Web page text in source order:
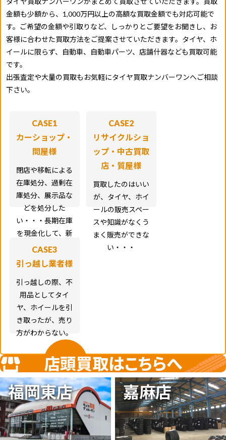
金額も少額から、1,000万円以上の高額な買取金額でも対応可能で
す。ご希望の金額や引取りなど、しっかりとご要望をお聞きし、お
客様に合わせた買取方法をご提案させていただきます。タイヤ、ホ
イールに限らず、自動車、自動車パーツ、店舗什器なども買取可能
です。
出張査定や大量の買取もお気軽にタイヤ買取ナンバーワンへご相談
下さい。
CASE1
カーショップ・
問屋様
閉店や移転による
在庫処分、過剰在
庫処分、展示品な
どを処分した
い・・・長期在庫
を現金化して、新
たな仕入れの資金
にしたい。
CASE2
リサイクルショ
ップ・中古買取
店・質屋様
買取したのはいい
が、タイヤ、ホイ
ールの販売スペー
スや知識がなくう
まく販売ができな
い・・・
CASE3
引っ越し業者様
引っ越しの際、不
用品としてタイ
ヤ、ホイールを引
き取ったが、売り
方がわからない。
店頭買取はこちらへ
福岡東店
嘉麻店